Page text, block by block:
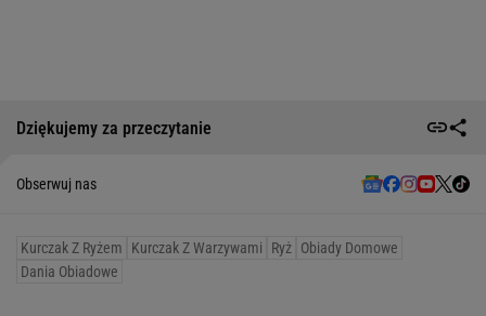
Dziękujemy za przeczytanie
Obserwuj nas
Kurczak Z Ryżem Kurczak Z Warzywami Ryż Obiady Domowe
Dania Obiadowe